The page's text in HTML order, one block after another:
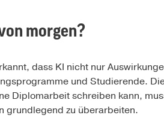
morgen?
dass KI nicht nur
und Studierende.
Diplomarbeit schreiben kann,
grundlegend zu überarbeiten.